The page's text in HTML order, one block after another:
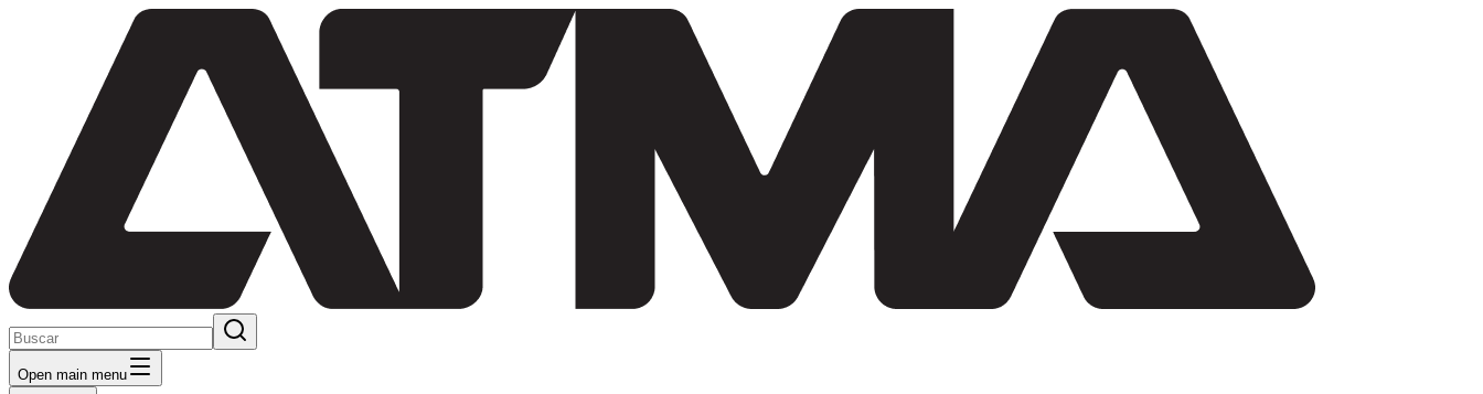
Open main menu